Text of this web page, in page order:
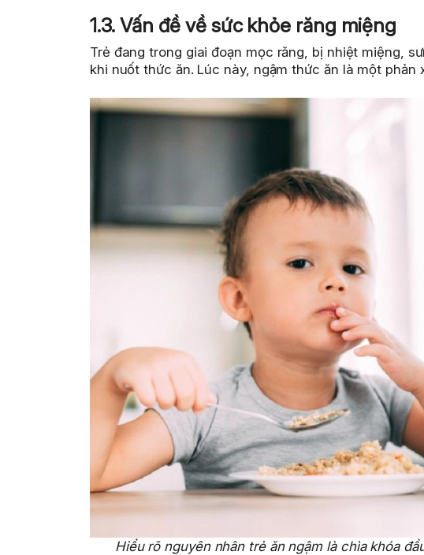
1.3. Vấn đề về sức khỏe răng miệng
Trẻ đang trong giai đoạn mọc răng, bị nhiệt miệng,
khi nuốt thức ăn. Lúc này, ngậm thức ăn là một
Hiểu rõ nguyên nhân trẻ ăn ngậm là chìa khóa